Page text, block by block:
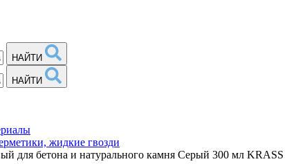
НАЙТИ
НАЙТИ
жидкие гвозди
для бетона и натурального камня Серый 300 мл KRASS